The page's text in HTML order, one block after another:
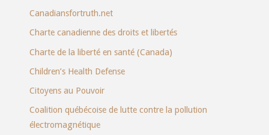
Canadiansfortruth.net
Charte canadienne des droits et libertés
Charte de la liberté en santé (Canada)
Children’s Health Defense
Citoyens au Pouvoir
Coalition québécoise de lutte contre la pollution
électromagnétique